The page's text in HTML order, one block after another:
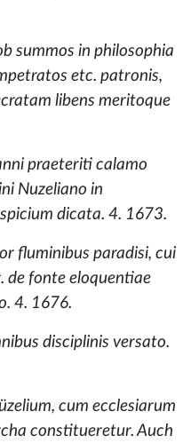
summos in philosophia
etc. patronis,
libens meritoque
praeteriti calamo
Nuzeliano in
dicata. 4. 1673.
fluminibus paradisi, cui
de fonte eloquentiae
4. 1676.
disciplinis versato.
cum ecclesiarum
constitueretur. Auch